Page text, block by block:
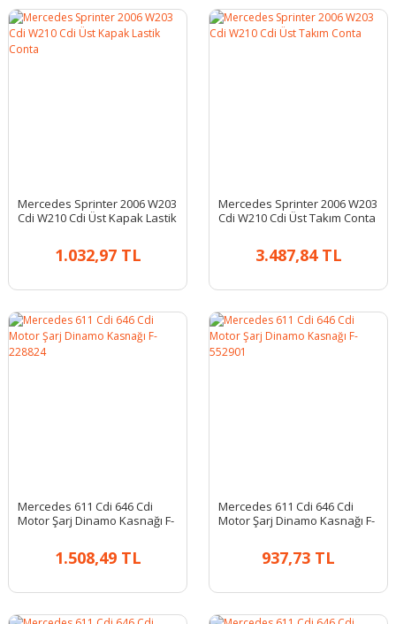
Mercedes Sprinter 2006 W203
Cdi W210 Cdi Üst Kapak Lastik
1.032,97 TL
Mercedes Sprinter 2006 W203
Cdi W210 Cdi Üst Takım Conta
3.487,84 TL
Mercedes 611 Cdi 646 Cdi
Motor Şarj Dinamo Kasnağı F-
1.508,49 TL
Mercedes 611 Cdi 646 Cdi
Motor Şarj Dinamo Kasnağı F-
937,73 TL